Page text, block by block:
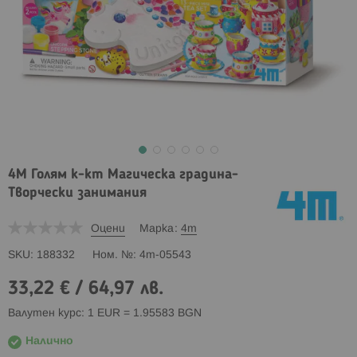
4M Голям к-кт Магическа градина-
Творчески занимания
Оцени Марка 4m
SKU 188332 Ном. № 4m-05543
33,22 € / 64,97 лв.
Валутен курс: 1 EUR = 1.95583 BGN
Налично